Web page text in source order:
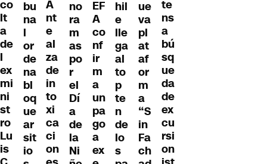
co
lt
a
de
l
ex
mi
ni
st
ro
Lu
is
bu
na
l
or
de
na
bl
oq
ue
ar
sit
io
A
nt
e
al
za
de
in
to
xi
ca
ci
on
no
ra
m
as
po
r
el
Dí
a
de
la
Ni
EF
A
co
nf
ir
m
a
un
pa
go
a
ex
hil
e
lle
ga
al
to
p
te
n
de
lo
s
ue
va
pl
at
af
or
m
a
“S
in
Fa
ch
te
ns
a
bú
sq
ue
da
de
ex
cu
rsi
on